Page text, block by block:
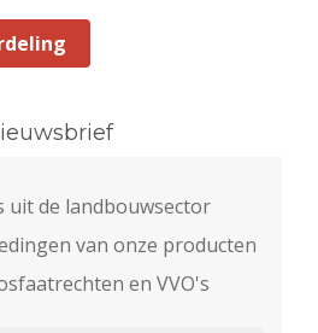
uit de landbouwsector
van onze producten
en VVO's